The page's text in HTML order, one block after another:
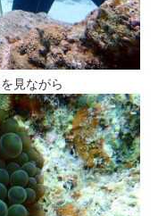
見ながら